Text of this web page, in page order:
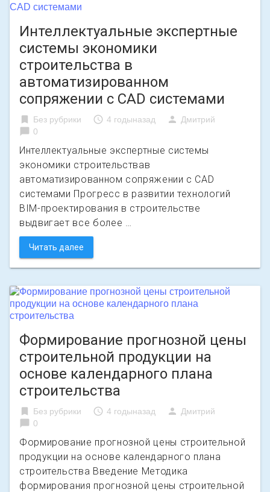
Интеллектуальные экспертные
системы экономики
строительства в
автоматизированном
сопряжении с CAD системами
bookmark Без рубрики access_time 4 годыназад person Дмитрий
chat_bubble 0
Интеллектуальные экспертные системы
экономики строительствав
автоматизированном сопряжении с CAD
системами Прогресс в развитии технологий
BIM-проектирования в строительстве
выдвигает все более …
Читать далее
Формирование прогнозной цены
строительной продукции на
основе календарного плана
строительства
bookmark Без рубрики access_time 4 годыназад person Дмитрий
chat_bubble 0
Формирование прогнозной цены строительной
продукции на основе календарного плана
строительства Введение Методика
формирования прогнозной цены строительной